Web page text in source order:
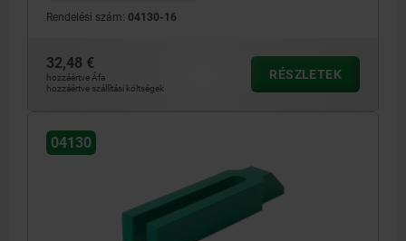
Rendelési szám: 04130-16
32,48 €
hozzáértve Áfa
hozzáértve szállítási költségek
RÉSZLETEK
04130